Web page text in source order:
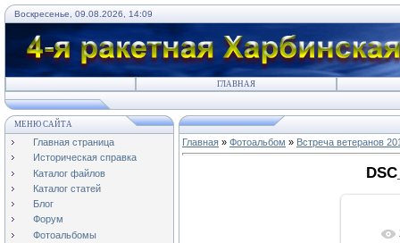
Воскресенье, 09.08.2026, 14:09
ГЛАВНАЯ
МЕНЮ САЙТА
Главная страница
Историческая справка
Каталог файлов
Каталог статей
Блог
Форум
Фотоальбомы
Главная » Фотоальбом » Встреча ветеранов